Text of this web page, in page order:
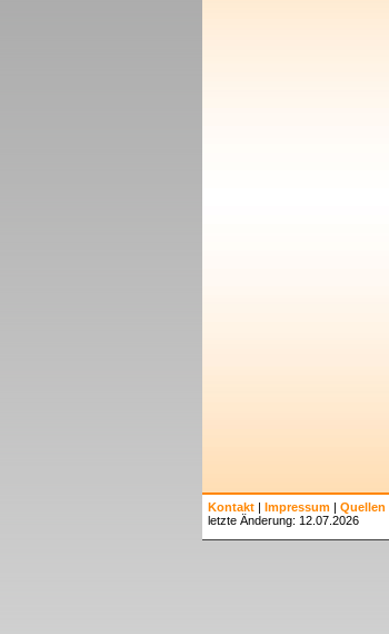
Kontakt | Impressum | Quellen
letzte Änderung: 12.07.2026